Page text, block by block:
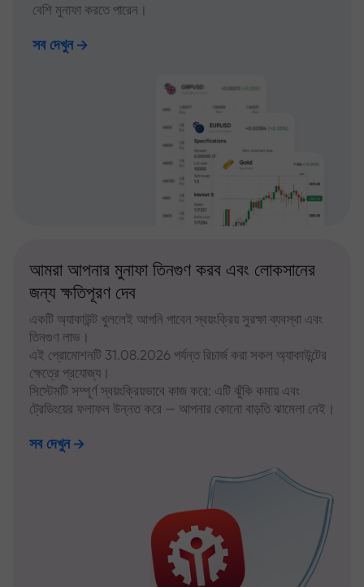
বেশি মুনাফা করতে পারেন।
সব দেখুন
আমরা আপনার মুনাফা তিনগুণ করব এবং লোকসানের
জন্য ক্ষতিপূরণ দেব
একটি অ্যাকাউন্ট খুললেই আপনি পাবেন স্বয়ংক্রিয় সুরক্ষা ব্যবস্থা এবং
তিনগুণ লাভ।
এই প্রোমোশনটি 31.08.2026 পর্যন্ত রিচার্জ করা সকল অ্যাকাউন্টের
ক্ষেত্রে প্রযোজ্য।
সিস্টেমটি সম্পূর্ণ স্বয়ংক্রিয়ভাবে কাজ করে: এটি ঝুঁকি কমায় এবং
ট্রেডিংয়ের ফলাফল উন্নত করে — আপনার কোনো বাড়তি ঝামেলা নেই।
সব দেখুন